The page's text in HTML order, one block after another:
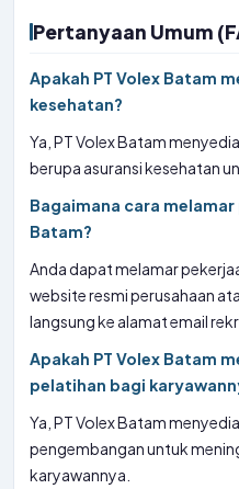
Pertanyaan Umum
Apakah PT Volex Batam
kesehatan?
Ya, PT Volex Batam
berupa asuransi kesehatan
Bagaimana cara melamar
Batam?
Anda dapat melamar
website resmi perusahaan
langsung ke alamat email
Apakah PT Volex Batam
pelatihan bagi
Ya, PT Volex Batam
pengembangan untuk
karyawannya.